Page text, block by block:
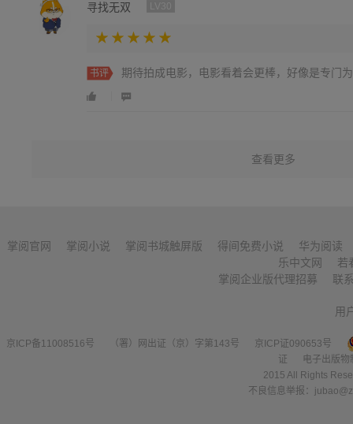
寻找无双
书评 期待拍成电影，电影看着会更棒，好像是专门
查看更多
掌阅官网 掌阅小说 掌阅书城触屏版 得间免费小说
华为阅读
乐中文网
若
掌阅企业版代理招募
联
用
京ICP备11008516号 （署）网出证（京）字第143号
京ICP证090653号
证
电子出版
2015 All Rights
不良信息举报：